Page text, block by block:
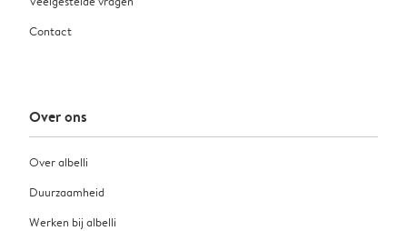
Contact
Over ons
Over albelli
Duurzaamheid
Werken bij albelli